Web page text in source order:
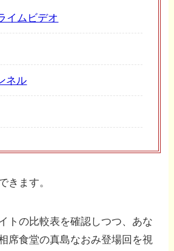
イムビデオ
ネル
きます。
トの比較表を確認しつつ、あな
席食堂の真島なおみ登場回を視